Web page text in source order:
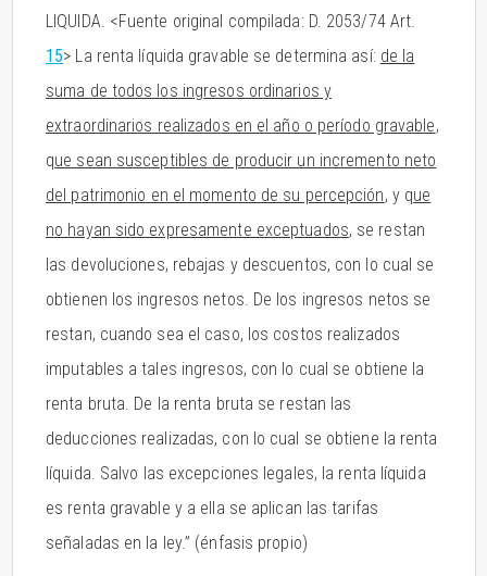
LIQUIDA. <Fuente original compilada: D. 2053/74 Art.
15> La renta líquida gravable se determina así: de la
suma de todos los ingresos ordinarios y
extraordinarios realizados en el año o período gravable,
que sean susceptibles de producir un incremento neto
del patrimonio en el momento de su percepción, y que
no hayan sido expresamente exceptuados, se restan
las devoluciones, rebajas y descuentos, con lo cual se
obtienen los ingresos netos. De los ingresos netos se
restan, cuando sea el caso, los costos realizados
imputables a tales ingresos, con lo cual se obtiene la
renta bruta. De la renta bruta se restan las
deducciones realizadas, con lo cual se obtiene la renta
líquida. Salvo las excepciones legales, la renta líquida
es renta gravable y a ella se aplican las tarifas
señaladas en la ley.” (énfasis propio)